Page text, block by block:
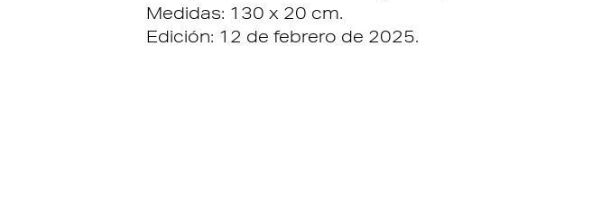
Medidas: 130 x 20 cm.
Edición: 12 de febrero de 2025.